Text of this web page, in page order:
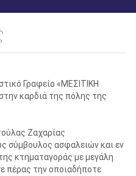
Γραφείο «ΜΕΣΙΤΙΚΗ
καρδιά της πόλης της
Ζαχαρίας
σύμβουλος ασφαλειών και εν
κτηματαγοράς με μεγάλη
πέρας την οποιαδήποτε